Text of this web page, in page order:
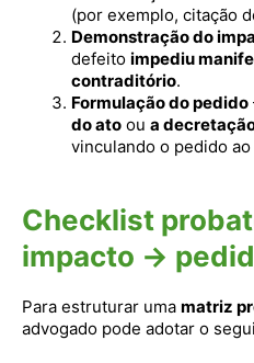
(por exemplo, citação
Demonstração do
defeito impediu
contraditório.
Formulação do pedido
do ato ou a
vinculando o pedido ao
Checklist
impacto →
Para estruturar uma matriz
advogado pode adotar o